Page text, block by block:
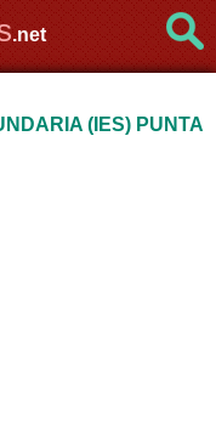
.net
(IES) PUNTA